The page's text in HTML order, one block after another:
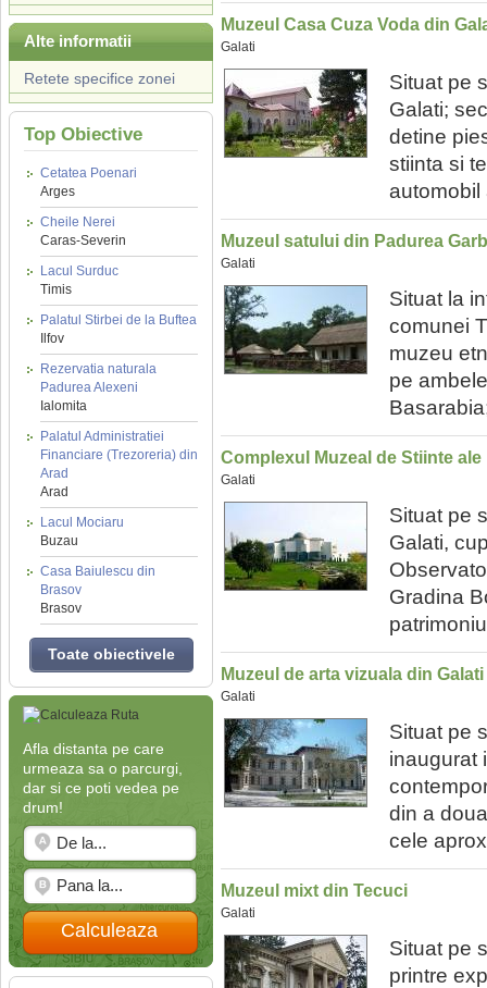
Alte informatii
Retete specifice zonei
Top Obiective
Cetatea Poenari
Arges
Cheile Nerei
Caras-Severin
Lacul Surduc
Timis
Palatul Stirbei de la Buftea
Ilfov
Rezervatia naturala
Padurea Alexeni
Ialomita
Palatul Administratiei
Financiare (Trezoreria) din
Arad
Arad
Lacul Mociaru
Buzau
Casa Baiulescu din
Brasov
Brasov
Toate obiectivele
Afla distanta pe care
urmeaza sa o parcurgi,
dar si ce poti vedea pe
drum!
Calculeaza
Muzeul Casa Cuza Voda din
Galati
Situat pe
Galati;
detine
stiinta si
automobil
Muzeul satului din Padurea
Galati
Situat la
comunei
muzeu
pe
Complexul Muzeal de Stiinte
Galati
Situat pe
Galati,
Gradina
Muzeul de arta vizuala din Galati
Galati
Situat pe
inaugurat
din a
cele
Muzeul mixt din Tecuci
Galati
Situat pe
printre